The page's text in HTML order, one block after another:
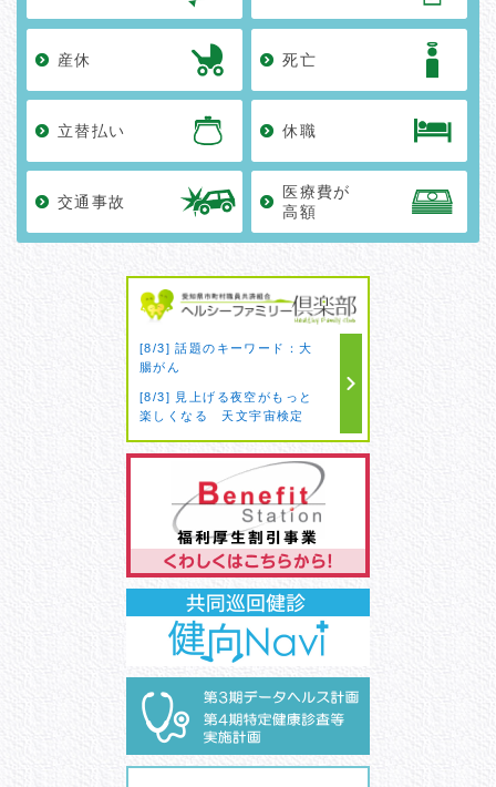
を乗りきる！』他。
愛知県市町村職員年金者連盟からのご案
2026.05.19
ヘルシーファミリー倶楽部のご紹介 新着
2026.05.11
年間収入の取扱いに係るQ＆A
ヘルシーファミリー倶楽部のご紹介 新着
『免疫力は“毎日の習慣”でととのえ
る！』他。
令和8年度 更新を行いました
医療保健課からのお知らせ 令和8年
度 保健事業の年間予定
作品募集！令和8年度共済あいちフォト
コンテスト
労働契約内容による年間収入が基準額未
満である場合の被扶養者の認定における
年間収入の取扱いに係るQ＆A
ヘルシーファミリー倶楽部のご紹介 新着
『肩こり・四十肩… [最新版]肩トラブ
ルの解消法』他。
産休 死亡
立替払い 休職
交通事故
医療費が
高額
[8/3] 自律神経をととのえ
て 夏でも快眠
[8/3] 学生時代からわきのに
おいが気になる。制汗剤で対
処できず治療を検討中…
[8/3] 新しいことがなかなか
[8/3] 話題のキーワード：夏
バテ
[8/3] 話題のキーワード：大
腸がん
[8/3] 見上げる夜空がもっと
楽しくなる 天文宇宙検定
[8/3] 自覚症状がないからこ
そ今始める！ 動脈硬化対策
[8/3] ［今回のテーマ］ 数値
が低いほど要注意 HDLコレ
ステロール
[8/3] 自律神経をととのえ
て 夏でも快眠
[8/3] 学生時代からわきのに
おいが気になる。制汗剤で対
処できず治療を検討中…
[8/3] 新しいことがなかなか
覚えられない。もの忘れも多
いし、もしかして認知症？
[8/3] 話題のキーワード：夏
バテ